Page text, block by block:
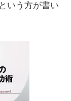
いう方が書い